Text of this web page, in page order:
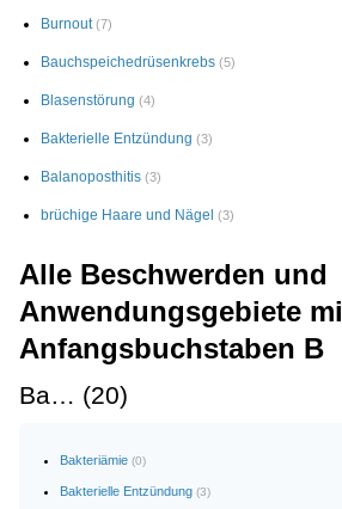
Burnout (7)
Bauchspeichedrüsenkrebs (5)
Blasenstörung (4)
Bakterielle Entzündung (3)
Balanoposthitis (3)
brüchige Haare und Nägel (3)
Alle Beschwerden und
Anwendungsgebiete
Anfangsbuchstaben B
Ba… (20)
Bakteriämie (0)
Bakterielle Entzündung (3)